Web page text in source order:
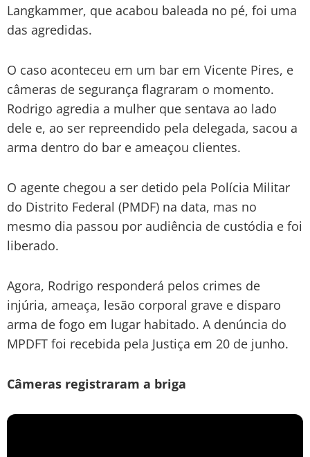
Langkammer, que acabou baleada no pé, foi uma
das agredidas.
O caso aconteceu em um bar em Vicente Pires, e
câmeras de segurança flagraram o momento.
Rodrigo agredia a mulher que sentava ao lado
dele e, ao ser repreendido pela delegada, sacou a
arma dentro do bar e ameaçou clientes.
O agente chegou a ser detido pela Polícia Militar
do Distrito Federal (PMDF) na data, mas no
mesmo dia passou por audiência de custódia e foi
liberado.
Agora, Rodrigo responderá pelos crimes de
injúria, ameaça, lesão corporal grave e disparo
arma de fogo em lugar habitado. A denúncia do
MPDFT foi recebida pela Justiça em 20 de junho.
Câmeras registraram a briga